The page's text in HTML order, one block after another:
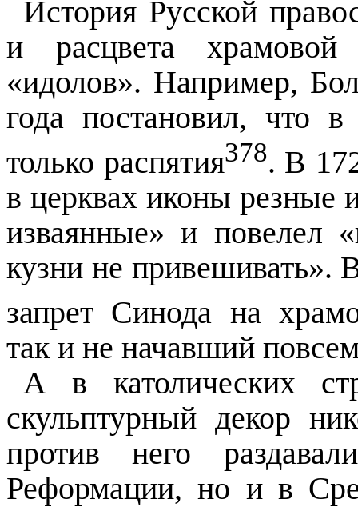
История Русской
и расцвета
«идолов». Например,
года постановил, что
только распятия378. В
в церквах иконы резные
изваянные» и повелел
кузни не привешивать».
запрет Синода на
так и не начавший
А в католических
скульптурный декор
против него
Реформации, но и в